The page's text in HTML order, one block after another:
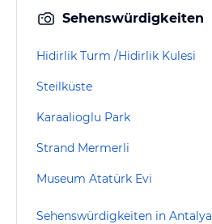
Sehenswürdigkeiten
Hidirlik Turm /Hidirlik Kulesi
Steilküste
Karaalioglu Park
Strand Mermerli
Museum Atatürk Evi
Sehenswürdigkeiten in Antalya